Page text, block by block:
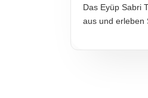
Das Eyüp Sabri
aus und erleben